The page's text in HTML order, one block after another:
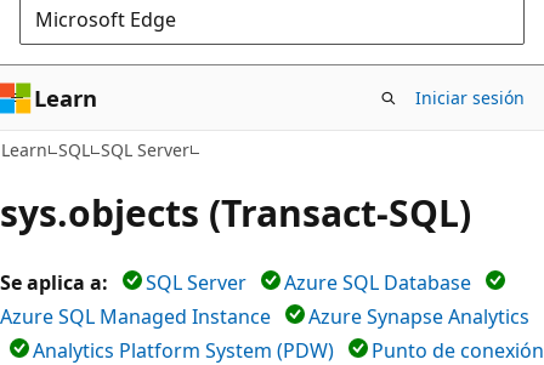
Microsoft Edge
Learn Iniciar sesión
Learn SQL SQL Server
sys.objects (Transact-SQL)
Se aplica a: SQL Server
Azure SQL Database
Azure SQL Managed Instance
Azure Synapse Analytics
Analytics Platform System (PDW)
Punto de conexión